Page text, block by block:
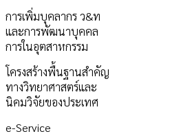
การเพิ่มบุคลากร ว&ท
และการพัฒนาบุคคล
การในอุตสาหกรรม
โครงสร้างพื้นฐานสำคัญ
ทางวิทยาศาสตร์และ
นิคมวิจัยของประเทศ
e-Service